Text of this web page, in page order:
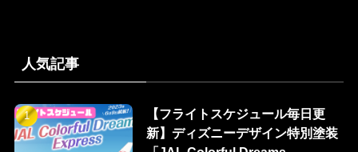
人気記事
【フライトスケジュール毎日更
新】ディズニーデザイン特別塗装